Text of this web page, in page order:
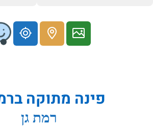
פינה מתוקה
רמת גן